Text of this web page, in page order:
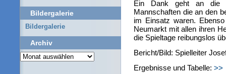
Ein Dank geht an die
Mannschaften die an den
im Einsatz waren.
Neumarkt mit allen ihren
die Spieltage reibungslos
Bericht/Bild: Spielleiter
Ergebnisse und Tabelle: >>
Bildergalerie
Bildergalerie
Archiv
Archiv